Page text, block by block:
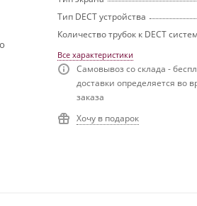
Тип DECT устройства
Количество трубок к DECT
Все характеристики
Самовывоз со склада -
доставки определяется во
заказа
Хочу в подарок